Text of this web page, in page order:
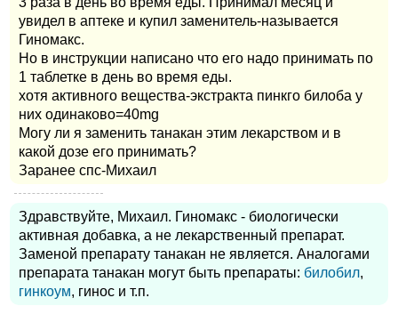
увидел в аптеке и купил заменитель-называется
Гиномакс.
Но в инструкции написано что его надо принимать по
1 таблетке в день во время еды.
хотя активного вещества-экстракта пинкго билоба у
них одинаково=40mg
Могу ли я заменить танакан этим лекарством и в
какой дозе его принимать?
Заранее спс-Михаил
Здравствуйте, Михаил. Гиномакс - биологически
активная добавка, а не лекарственный препарат.
Заменой препарату танакан не является. Аналогами
препарата танакан могут быть препараты: билобил,
гинкоум, гинос и т.п.